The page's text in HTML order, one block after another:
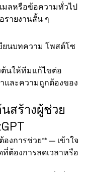
มลหรือข้อความทั่วไป
รายงานสั้น ๆ
ยนบทความ โพสต์โซ
ต้นให้ทีมแก้ไขต่อ
และความถูกต้องของ
สร้างผู้ช่วย
องการช่วย** — เข้าใจ
ต้องการลดเวลาหรือ